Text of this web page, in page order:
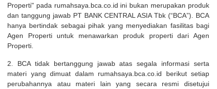
Properti" pada rumahsaya.bca.co.id ini bukan merupakan produk
dan tanggung jawab PT BANK CENTRAL ASIA Tbk (“BCA”). BCA
hanya bertindak sebagai pihak yang menyediakan fasilitas bagi
Agen Properti untuk menawarkan produk properti dari Agen
Properti.
2. BCA tidak bertanggung jawab atas segala informasi serta
materi yang dimuat dalam rumahsaya.bca.co.id berikut setiap
perubahannya atau materi lain yang secara resmi disetujui